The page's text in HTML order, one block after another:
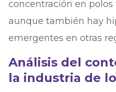
concentración en
aunque también hay
emergentes en otras
Análisis del
la industria de